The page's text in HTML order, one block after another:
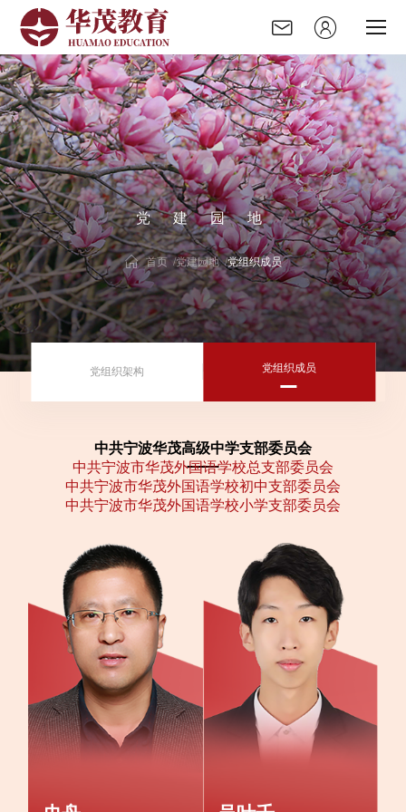
走进华茂
华茂资讯
党建园地
工会
后勤保障
加入我们
党 建 园 地
首页 /党建园地 /党组织成员
党组织架构 党组织成员
中共宁波华茂高级中学支部委员会
中共宁波市华茂外国语学校总支部委员会
中共宁波市华茂外国语学校初中支部委员会
中共宁波市华茂外国语学校小学支部委员会